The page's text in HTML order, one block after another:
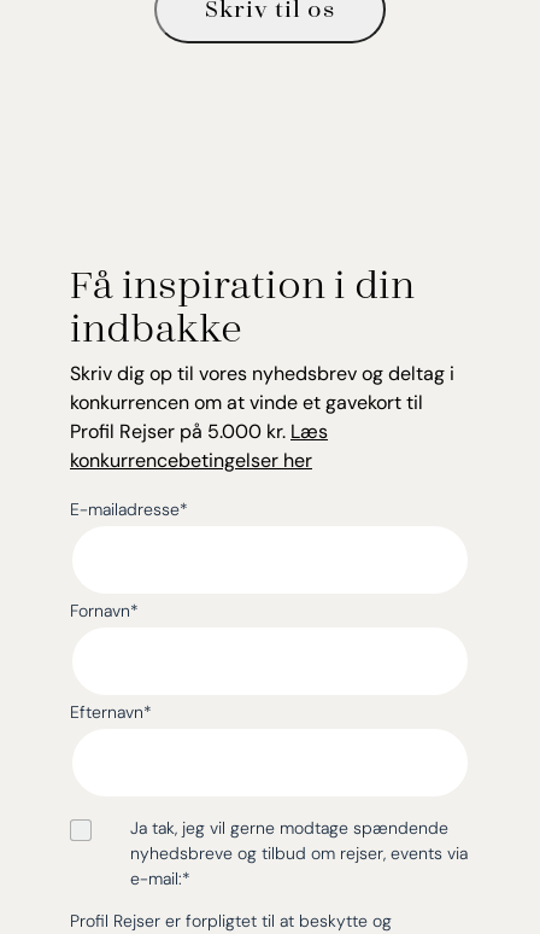
Skriv til os
Få inspiration i din
indbakke
Skriv dig op til vores nyhedsbrev og deltag i
konkurrencen om at vinde et gavekort til
Profil Rejser på 5.000 kr. Læs
konkurrencebetingelser her
E-mailadresse*
Fornavn*
Efternavn*
Ja tak, jeg vil gerne modtage spændende
nyhedsbreve og tilbud om rejser, events via
e-mail:*
Profil Rejser er forpligtet til at beskytte og